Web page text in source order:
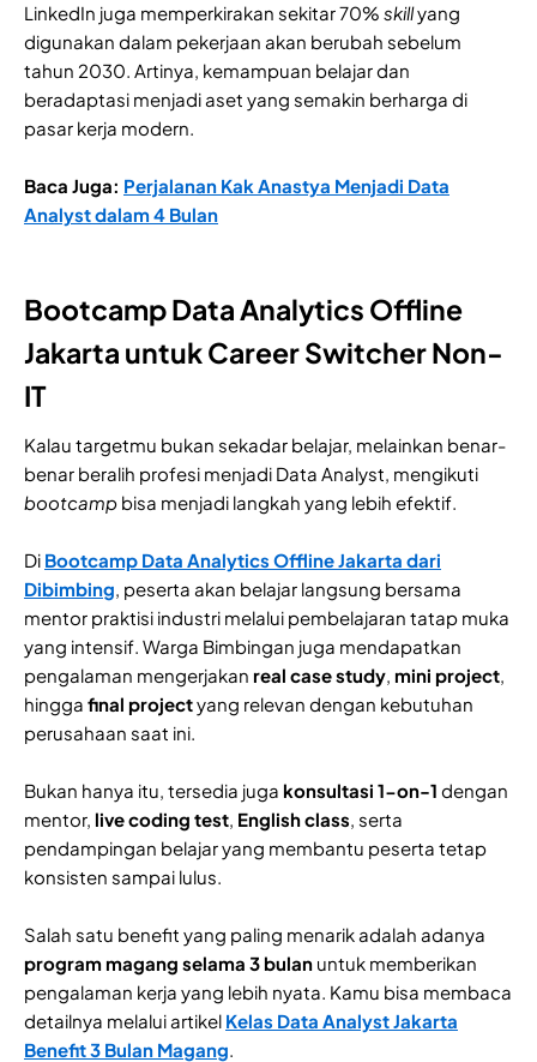
LinkedIn juga memperkirakan sekitar 70% skillyang
digunakan dalam pekerjaan akan berubah sebelum
tahun 2030. Artinya, kemampuan belajar dan
beradaptasi menjadi aset yang semakin berharga di
pasar kerja modern.
Baca Juga: Perjalanan Kak Anastya Menjadi Data
Analyst dalam 4 Bulan
Bootcamp Data Analytics Offline
Jakarta untuk Career Switcher Non-
IT
Kalau targetmu bukan sekadar belajar, melainkan benar-
benar beralih profesi menjadi Data Analyst, mengikuti
bootcamp bisa menjadi langkah yang lebih efektif.
Di Bootcamp Data Analytics Offline Jakarta dari
Dibimbing, peserta akan belajar langsung bersama
mentor praktisi industri melalui pembelajaran tatap muka
yang intensif. Warga Bimbingan juga mendapatkan
pengalaman mengerjakan real case study, mini project,
hingga final projectyang relevan dengan kebutuhan
perusahaan saat ini.
Bukan hanya itu, tersedia juga konsultasi 1-on-1 dengan
mentor, live coding test, English class, serta
pendampingan belajar yang membantu peserta tetap
konsisten sampai lulus.
Salah satu benefit yang paling menarik adalah adanya
program magang selama 3 bulan untuk memberikan
pengalaman kerja yang lebih nyata. Kamu bisa membaca
detailnya melalui artikel Kelas Data Analyst Jakarta
Benefit 3 Bulan Magang.